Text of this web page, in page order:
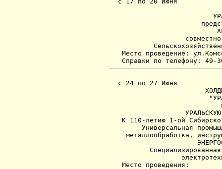
Место проведение:
  с 24 по 27 Июня
К 110-летию 1-ой
Универсальная
металлообработка,
   Место проведения: